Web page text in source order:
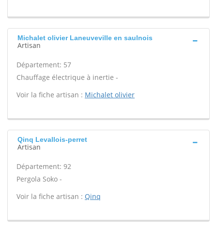
Michalet olivier Laneuveville en saulnois
Artisan
Département: 57
Chauffage électrique à inertie -
Voir la fiche artisan : Michalet olivier
Qinq Levallois-perret
Artisan
Département: 92
Pergola Soko -
Voir la fiche artisan : Qinq